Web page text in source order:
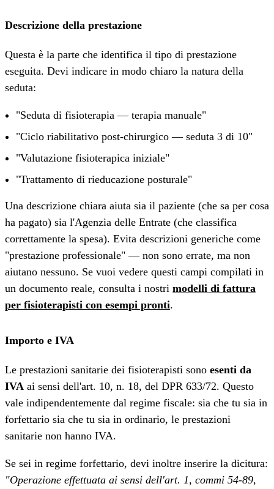
Descrizione della prestazione
Questa è la parte che identifica il tipo di prestazione
eseguita. Devi indicare in modo chiaro la natura della
seduta:
"Seduta di fisioterapia — terapia manuale"
"Ciclo riabilitativo post-chirurgico — seduta 3 di 10"
"Valutazione fisioterapica iniziale"
"Trattamento di rieducazione posturale"
Una descrizione chiara aiuta sia il paziente (che sa per cosa
ha pagato) sia l'Agenzia delle Entrate (che classifica
correttamente la spesa). Evita descrizioni generiche come
"prestazione professionale" — non sono errate, ma non
aiutano nessuno. Se vuoi vedere questi campi compilati in
un documento reale, consulta i nostri modelli di fattura
per fisioterapisti con esempi pronti.
Importo e IVA
Le prestazioni sanitarie dei fisioterapisti sono esenti da
IVA ai sensi dell'art. 10, n. 18, del DPR 633/72. Questo
vale indipendentemente dal regime fiscale: sia che tu sia in
forfettario sia che tu sia in ordinario, le prestazioni
sanitarie non hanno IVA.
Se sei in regime forfettario, devi inoltre inserire la dicitura:
"Operazione effettuata ai sensi dell'art. 1, commi 54-89,